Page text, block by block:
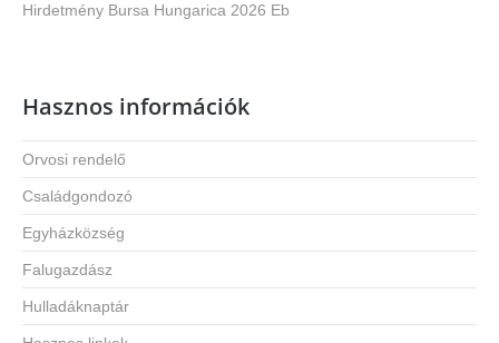
Hirdetmény Bursa Hungarica 2026 Eb
Hasznos információk
Orvosi rendelő
Családgondozó
Egyházközség
Falugazdász
Hulladáknaptár